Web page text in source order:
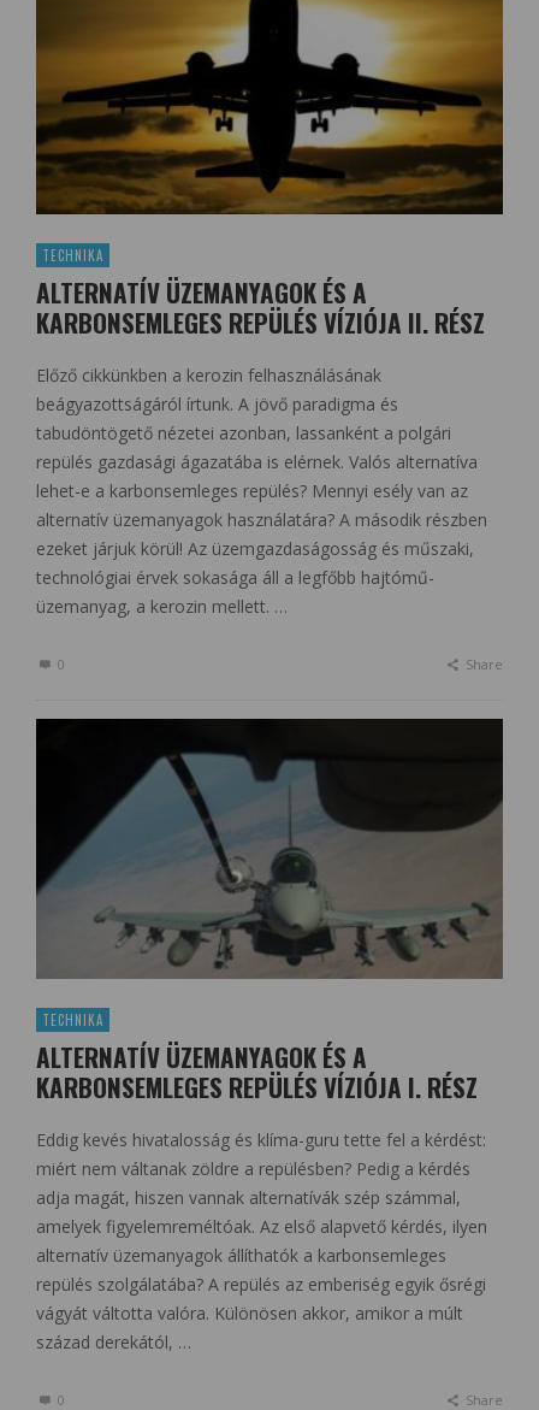
TECHNIKA
ALTERNATÍV ÜZEMANYAGOK ÉS A
KARBONSEMLEGES REPÜLÉS VÍZIÓJA II. RÉSZ
Előző cikkünkben a kerozin felhasználásának
beágyazottságáról írtunk. A jövő paradigma és
tabudöntögető nézetei azonban, lassanként a polgári
repülés gazdasági ágazatába is elérnek. Valós alternatíva
lehet-e a karbonsemleges repülés? Mennyi esély van az
alternatív üzemanyagok használatára? A második részben
ezeket járjuk körül! Az üzemgazdaságosság és műszaki,
technológiai érvek sokasága áll a legfőbb hajtómű-
üzemanyag, a kerozin mellett. …
0 Share
TECHNIKA
ALTERNATÍV ÜZEMANYAGOK ÉS A
KARBONSEMLEGES REPÜLÉS VÍZIÓJA I. RÉSZ
Eddig kevés hivatalosság és klíma-guru tette fel a kérdést:
miért nem váltanak zöldre a repülésben? Pedig a kérdés
adja magát, hiszen vannak alternatívák szép számmal,
amelyek figyelemreméltóak. Az első alapvető kérdés, ilyen
alternatív üzemanyagok állíthatók a karbonsemleges
repülés szolgálatába? A repülés az emberiség egyik ősrégi
vágyát váltotta valóra. Különösen akkor, amikor a múlt
század derekától, …
0 Share